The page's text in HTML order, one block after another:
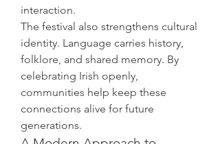
interaction.
The festival also strengthens cultural
identity. Language carries history,
folklore, and shared memory. By
celebrating Irish openly,
communities help keep these
connections alive for future
generations.